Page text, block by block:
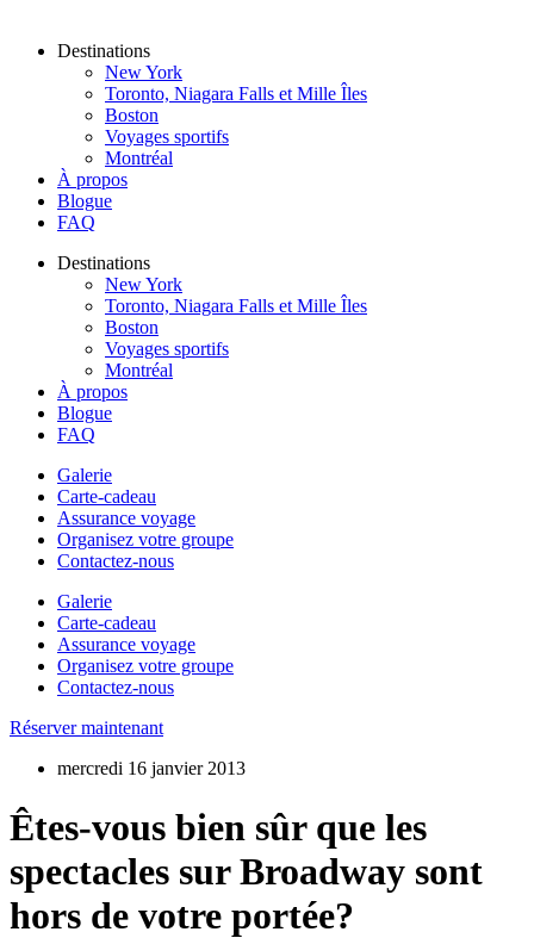
Destinations
New York
Toronto, Niagara Falls et Mille Îles
Boston
Voyages sportifs
Montréal
À propos
Blogue
FAQ
Destinations
New York
Toronto, Niagara Falls et Mille Îles
Boston
Voyages sportifs
Montréal
À propos
Blogue
FAQ
Galerie
Carte-cadeau
Assurance voyage
Organisez votre groupe
Contactez-nous
Galerie
Carte-cadeau
Assurance voyage
Organisez votre groupe
Contactez-nous
Réserver maintenant
mercredi 16 janvier 2013
Êtes-vous bien sûr que les
spectacles sur Broadway sont
hors de votre portée?